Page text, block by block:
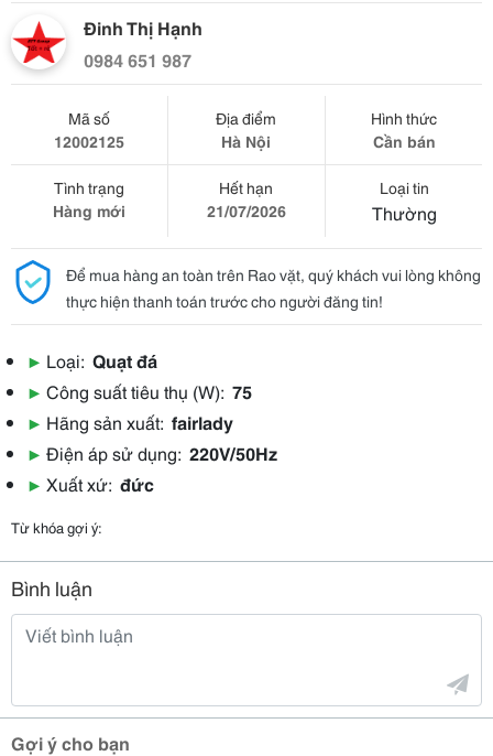
Đinh Thị Hạnh
0984 651 987
Mã số
12002125
Địa điểm
Hà Nội
Hình thức
Cần bán
Tình trạng
Hàng mới
Hết hạn
21/07/2026
Loại tin
Thường
Để mua hàng an toàn trên Rao vặt, quý khách vui lòng không
thực hiện thanh toán trước cho người đăng tin!
▶ Loại: Quạt đá
▶ Công suất tiêu thụ (W): 75
▶ Hãng sản xuất: fairlady
▶ Điện áp sử dụng: 220V/50Hz
▶ Xuất xứ: đức
Từ khóa gợi ý:
Bình luận
Gợi ý cho bạn